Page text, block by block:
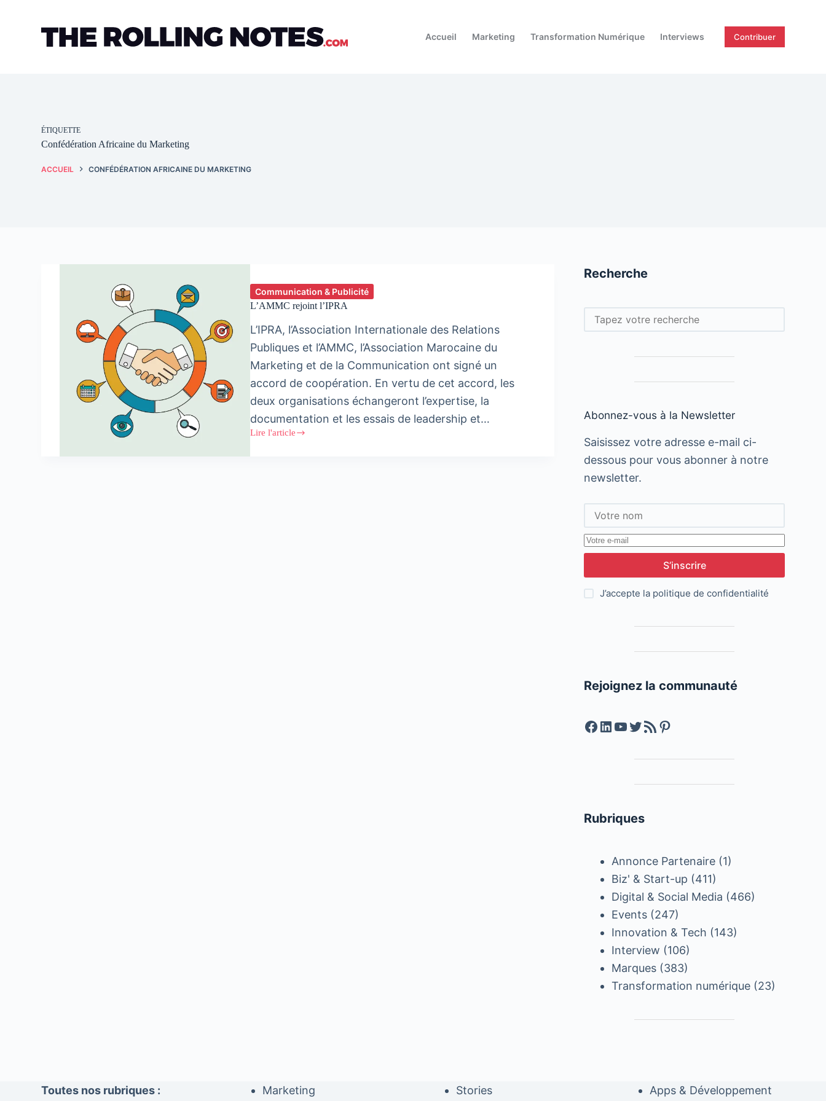
Accueil
Marketing Transformation Numérique Interviews Contribuer
ÉTIQUETTE
Confédération Africaine du Marketing
ACCUEIL CONFÉDÉRATION AFRICAINE DU MARKETING
Communication & Publicité
L’AMMC rejoint l’IPRA
L’IPRA, l’Association Internationale des Relations
Publiques et l’AMMC, l’Association Marocaine du
Marketing et de la Communication ont signé un
accord de coopération. En vertu de cet accord, les
deux organisations échangeront l’expertise, la
documentation et les essais de leadership et…
Lire l'article
L’AMMC
Recherche
Rechercher
Abonnez-vous à la Newsletter
Saisissez votre adresse e-mail ci-
dessous pour vous abonner à notre
newsletter.
S’inscrire
J’accepte la politique de confidentialité
Rejoignez la communauté
Facebook
LinkedIn
YouTube
Twitter
Feed RSSPinterest
Rubriques
Annonce Partenaire (1)
Biz' & Start-up (411)
Digital & Social Media (466)
Events (247)
Innovation & Tech (143)
Interview (106)
Marques (383)
Transformation numérique (23)
Toutes nos rubriques : Marketing Stories Apps & Développement